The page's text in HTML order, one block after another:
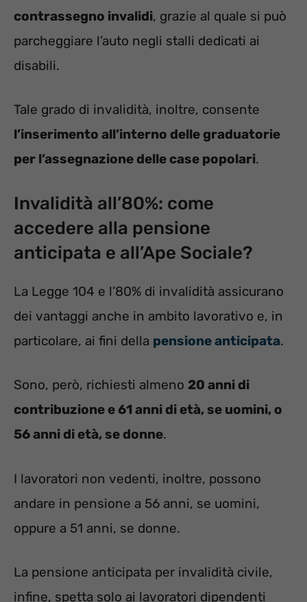
contrassegno invalidi, grazie al quale si può
parcheggiare l’auto negli stalli dedicati ai
disabili.
Tale grado di invalidità, inoltre, consente
l’inserimento all’interno delle graduatorie
per l’assegnazione delle case popolari.
Invalidità all’80%: come
accedere alla pensione
anticipata e all’Ape Sociale?
La Legge 104 e l’80% di invalidità assicurano
dei vantaggi anche in ambito lavorativo e, in
particolare, ai fini della pensione anticipata.
Sono, però, richiesti almeno 20 anni di
contribuzione e 61 anni di età, se uomini, o
56 anni di età, se donne.
I lavoratori non vedenti, inoltre, possono
andare in pensione a 56 anni, se uomini,
oppure a 51 anni, se donne.
La pensione anticipata per invalidità civile,
infine, spetta solo ai lavoratori dipendenti